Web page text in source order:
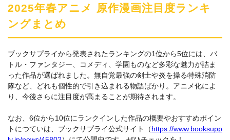
2025年春アニメ 原作漫画注目度ランキ
ングまとめ
ブックサプライから発表されたランキングの1位から5位には、バ
トル・ファンタジー、コメディ、学園ものなど多彩な魅力が詰ま
った作品が選ばれました。無自覚最強の剣士や炎を操る特殊消防
隊など、どれも個性的で引き込まれる物語ばかり。アニメ化によ
り、今後さらに注目度が高まることが期待されます。
なお、6位から10位にランクインした作品の概要やおすすめポイン
トにつていは、ブックサプライ公式サイト（https://www.booksupp